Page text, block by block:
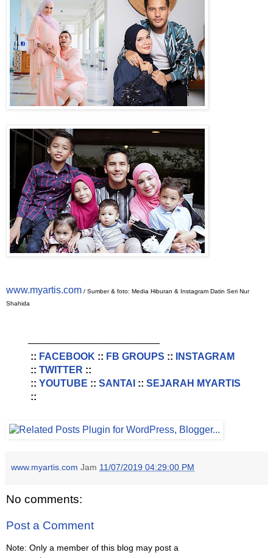
www.myartis.com / Sumber & foto: Media Hiburan & Instagram Datin Seri Nur
Shahida
:: FACEBOOK :: FB GROUPS ::
INSTAGRAM
:: TWITTER ::
:: YOUTUBE :: SANTAI :: SEJARAH MYARTIS
::
www.myartis.com Jam 11/07/2019 04:29:00 PM
No comments:
Post a Comment
Note: Only a member of this blog may post a